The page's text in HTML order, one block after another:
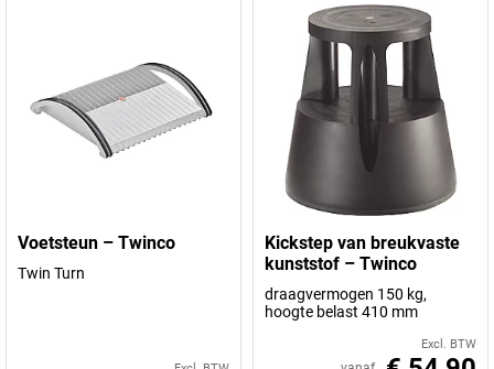
Voetsteun – Twinco
Twin Turn
Kickstep van breukvaste
kunststof – Twinco
draagvermogen 150 kg,
hoogte belast 410 mm
Excl. BTW